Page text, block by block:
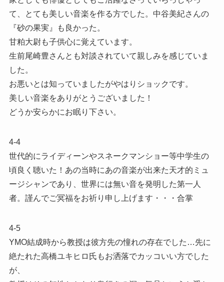
て、とても美しい音楽を作る方でした。中谷美紀さんの
『砂の果実』も良かった。
甘粕大尉も子供心に覚えています。
生前尾崎豊さんとも対談されていて親しみを感じていま
した。
お悪いとは知っていましたがやはりショックです。
美しい音楽をありがとうございました！
どうか安らかにお眠り下さい。
4-4
世代的にライディーンやスネークマンショー等中学生の
頃良く聴いた！あの当時にあの音楽が出来た天才的ミュ
ージシャンであり、世界には無い音を発明した第一人
者。謹んでご冥福をお祈り申し上げます・・・合掌
4-5
YMO結成時から教授は彼方先の憧れの存在でした…先に
絶たれた高橋ユキヒロ氏もお洒落でカッコいい方でした
が、